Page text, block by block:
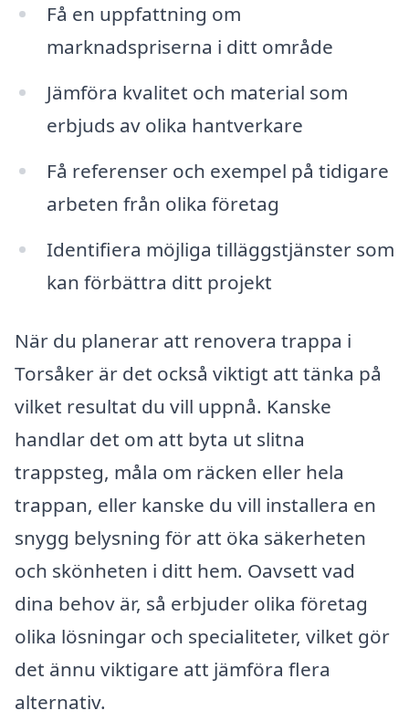
Få en uppfattning om
marknadspriserna i ditt område
Jämföra kvalitet och material som
erbjuds av olika hantverkare
Få referenser och exempel på tidigare
arbeten från olika företag
Identifiera möjliga tilläggstjänster som
kan förbättra ditt projekt
När du planerar att renovera trappa i
Torsåker är det också viktigt att tänka på
vilket resultat du vill uppnå. Kanske
handlar det om att byta ut slitna
trappsteg, måla om räcken eller hela
trappan, eller kanske du vill installera en
snygg belysning för att öka säkerheten
och skönheten i ditt hem. Oavsett vad
dina behov är, så erbjuder olika företag
olika lösningar och specialiteter, vilket gör
det ännu viktigare att jämföra flera
alternativ.